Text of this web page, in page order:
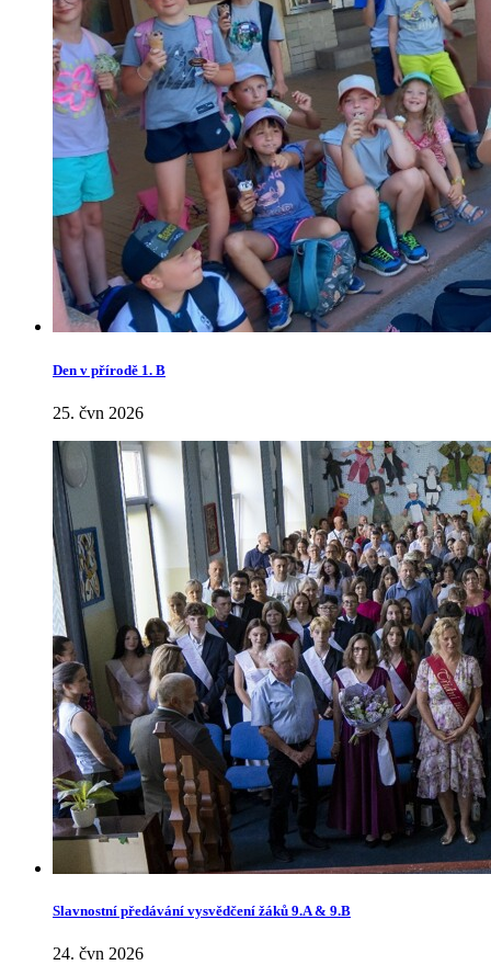
Den v přírodě 1. B
25. čvn 2026
Slavnostní předávání vysvědčení žáků 9.A & 9.B
24. čvn 2026